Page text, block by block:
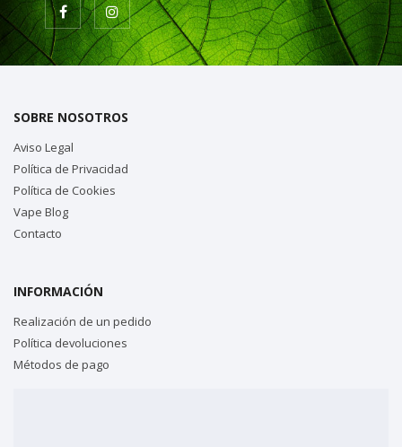
SOBRE NOSOTROS
Aviso Legal
Política de Privacidad
Política de Cookies
Vape Blog
Contacto
INFORMACIÓN
Realización de un pedido
Política devoluciones
Métodos de pago